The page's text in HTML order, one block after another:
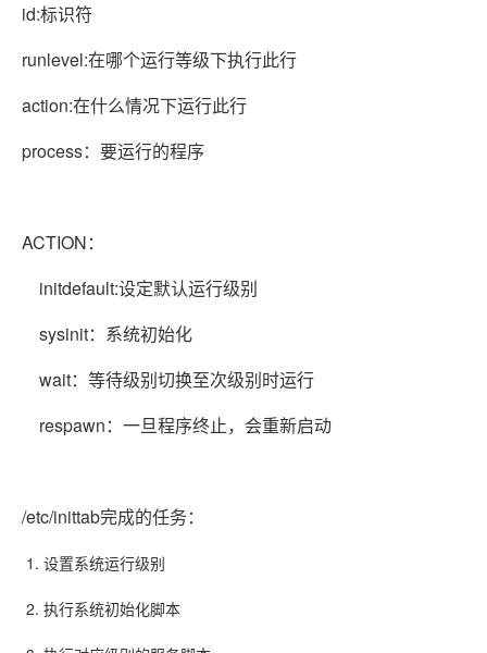
id:标识符
runlevel:在哪个运行等级下执行此行
action:在什么情况下运行此行
process：要运行的程序
ACTION：
initdefault:设定默认运行级别
sysinit：系统初始化
wait：等待级别切换至次级别时运行
respawn：一旦程序终止，会重新启动
/etc/inittab完成的任务：
设置系统运行级别
执行系统初始化脚本